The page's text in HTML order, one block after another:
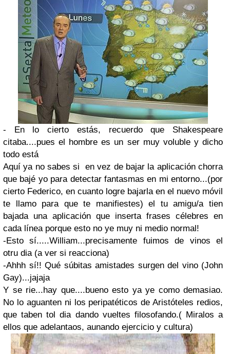
- En lo cierto estás, recuerdo que Shakespeare
citaba....pues el hombre es un ser muy voluble y dicho
todo está
Aquí ya no sabes si en vez de bajar la aplicación chorra
que bajé yo para detectar fantasmas en mi entorno...(por
cierto Federico, en cuanto logre bajarla en el nuevo móvil
te llamo para que te manifiestes) el tu amigu/a tien
bajada una aplicación que inserta frases célebres en
cada línea porque esto no ye muy ni medio normal!
-Esto sí.....William...precisamente fuimos de vinos el
otru dia (a ver si reacciona)
-Ahhh sí!! Qué súbitas amistades surgen del vino (John
Gay)...jajaja
Y se rie...hay que....bueno esto ya ye como demasiao.
No lo aguanten ni los peripatéticos de Aristóteles redios,
que taben tol dia dando vueltes filosofando.( Miralos a
ellos que adelantaos, aunando ejercicio y cultura)